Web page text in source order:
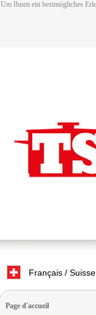
Um Ihnen ein bestmögliches
Français / Suisse
Page d'accueil